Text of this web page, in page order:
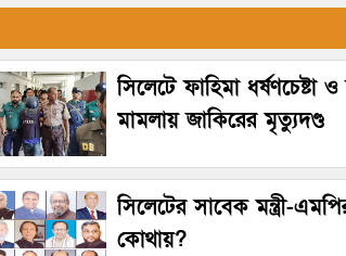
সিলেটে ফাহিমা ধর্ষণচেষ্টা ও
মামলায় জাকিরের মৃত্যুদণ্ড
সিলেটের সাবেক মন্ত্রী-
কোথায়?